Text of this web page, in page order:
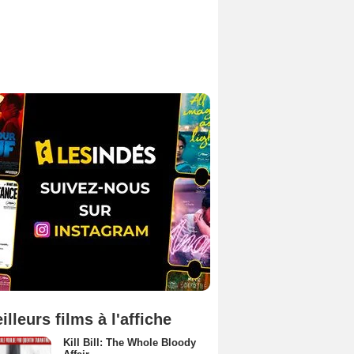
films à l'affiche
Kill Bill: The Whole Bloody